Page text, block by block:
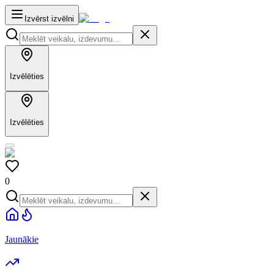
Izvērst izvēlni
Izvēlēties
Izvēlēties
0
Jaunākie